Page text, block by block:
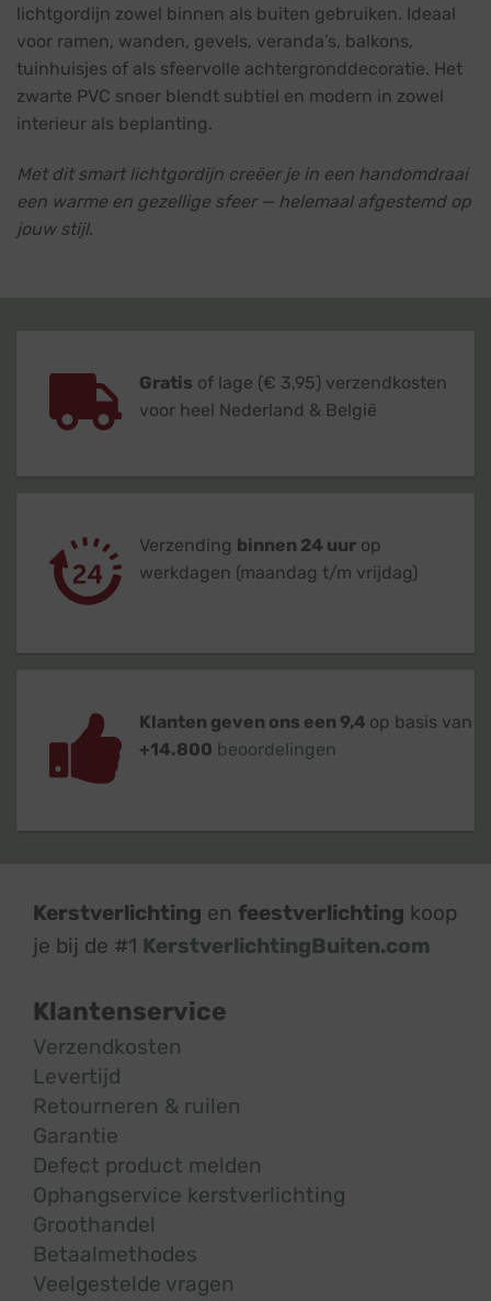
lichtgordijn zowel binnen als buiten gebruiken. Ideaal
voor ramen, wanden, gevels, veranda’s, balkons,
tuinhuisjes of als sfeervolle achtergronddecoratie. Het
zwarte PVC snoer blendt subtiel en modern in zowel
interieur als beplanting.
Met dit smart lichtgordijn creëer je in een handomdraai
een warme en gezellige sfeer — helemaal afgestemd op
jouw stijl.
Gratis of lage (€ 3,95) verzendkosten
voor heel Nederland & België
Verzending binnen 24 uur op
werkdagen (maandag t/m vrijdag)
Klanten geven ons een 9,4 op basis van
+14.800 beoordelingen
Kerstverlichting en feestverlichting koop
je bij de #1 KerstverlichtingBuiten.com
Klantenservice
Verzendkosten
Levertijd
Retourneren & ruilen
Garantie
Defect product melden
Ophangservice kerstverlichting
Groothandel
Betaalmethodes
Veelgestelde vragen